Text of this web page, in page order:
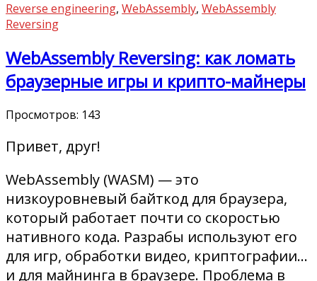
Reverse engineering, WebAssembly, WebAssembly
Reversing
WebAssembly Reversing: как ломать
браузерные игры и крипто-майнеры
Просмотров: 143
Привет, друг!
WebAssembly (WASM) — это
низкоуровневый байткод для браузера,
который работает почти со скоростью
нативного кода. Разрабы используют его
для игр, обработки видео, криптографии…
и для майнинга в браузере. Проблема в